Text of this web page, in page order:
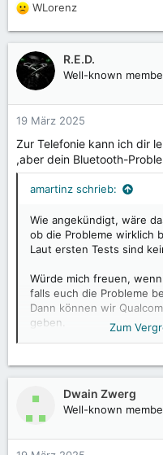
R
e
a
k
t
o
n
n
:
WLorenz
R.E.D.
Well-known
19 März 2025
Zur Telefonie kann ich dir
,aber dein Bluetooth-
amartinz schrieb:
Wie angekündigt, wäre
ob die Probleme wirklich
Laut ersten Tests sind
Würde mich freuen,
falls euch die Probleme
Dann können wir
geben.
dass manche Apps, die
installierbar sind bzw.
funktionieren.
Hier ist die OTA, welche
werden kann:
Zum
Dwain Zwerg
Well-known